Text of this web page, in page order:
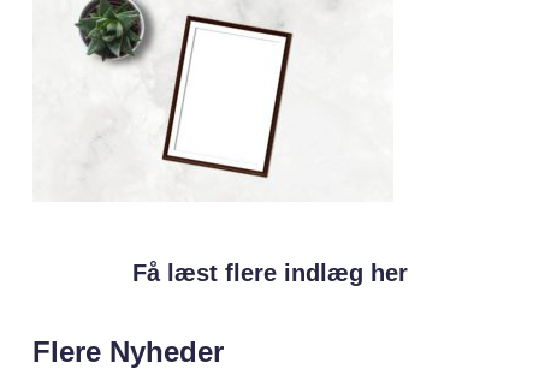
Få læst flere indlæg her
Flere Nyheder